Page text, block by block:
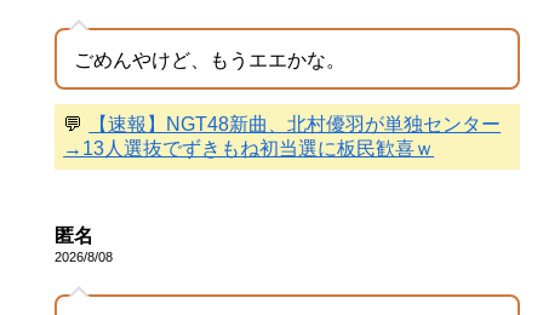
ごめんやけど、もうエエかな。
💬
【速報】NGT48新曲、北村優羽が単独センター
→13人選抜でずきもね初当選に板民歓喜ｗ
匿名
2026/8/08